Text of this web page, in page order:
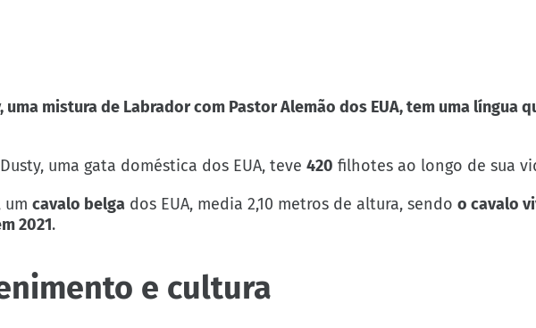
uma mistura de Labrador com Pastor Alemão dos EUA, tem uma língua
Dusty, uma gata doméstica dos EUA, teve 420 filhotes ao longo de sua
um cavalo belga dos EUA, media 2,10 metros de altura, sendo o cavalo
2021.
e cultura